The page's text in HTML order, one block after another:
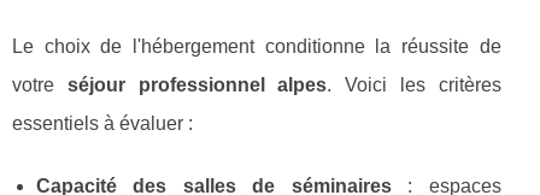
Le choix de l'hébergement conditionne la réussite de
votre séjour professionnel alpes. Voici les critères
essentiels à évaluer :
Capacité des salles de séminaires: espaces